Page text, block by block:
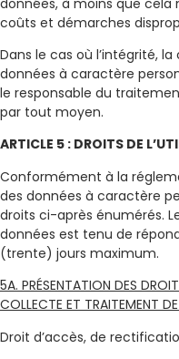
coûts et démarches
Dans le cas où l’intégrité,
données à caractère
le responsable du
par tout moyen.
ARTICLE 5 : DROITS DE
Conformément à la
des données à caractère
droits ci-après énumérés.
données est tenu de
(trente) jours maximum.
5A. PRÉSENTATION DES
COLLECTE ET TRAITEMENT
Droit d’accès, de